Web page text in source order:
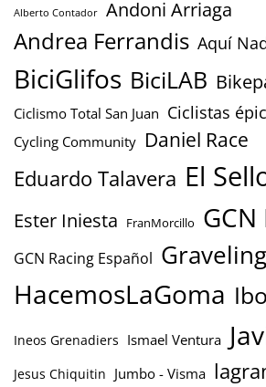
Alberto Contador Andoni Arriaga
Andrea Ferrandis Aquí
BiciGlifos BiciLAB
Ciclismo Total San Juan Ciclistas
Cycling Community Daniel Race
Eduardo Talavera El
Ester Iniesta FranMorcillo
GCN Racing Español
HacemosLaGoma
Ineos Grenadiers Ismael Ventura
Jesus Chiquitin Jumbo - Visma